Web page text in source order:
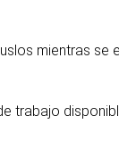
mientras